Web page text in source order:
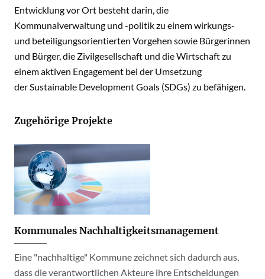
Entwicklung vor Ort besteht darin, die
Kommunalverwaltung und -politik zu einem wirkungs-
und beteiligungsorientierten Vorgehen sowie Bürgerinnen
und Bürger, die Zivilgesellschaft und die Wirtschaft zu
einem aktiven Engagement bei der Umsetzung
der Sustainable Development Goals (SDGs) zu befähigen.
Zugehörige Projekte
Kommunales Nachhaltigkeitsmanagement
Eine "nachhaltige" Kommune zeichnet sich dadurch aus,
dass die verantwortlichen Akteure ihre Entscheidungen